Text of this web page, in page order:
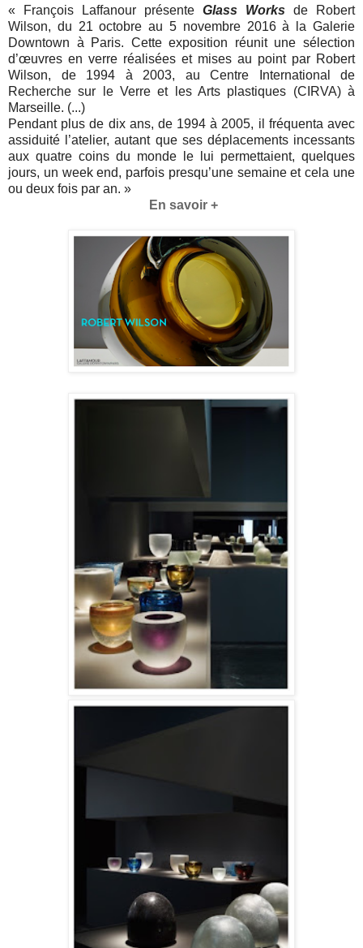
« François Laffanour présente Glass Works de Robert
Wilson, du 21 octobre au 5 novembre 2016 à la Galerie
Downtown à Paris. Cette exposition réunit une sélection
d’œuvres en verre réalisées et mises au point par Robert
Wilson, de 1994 à 2003, au Centre International de
Recherche sur le Verre et les Arts plastiques (CIRVA) à
Marseille. (...)
Pendant plus de dix ans, de 1994 à 2005, il fréquenta avec
assiduité l’atelier, autant que ses déplacements incessants
aux quatre coins du monde le lui permettaient, quelques
jours, un week end, parfois presqu’une semaine et cela une
ou deux fois par an. »
En savoir +